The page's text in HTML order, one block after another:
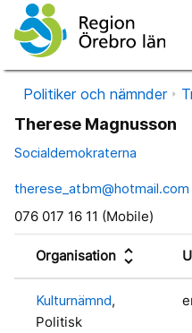
Politiker och nämnder
Therese Magnusson
Socialdemokraterna
therese_atbm@hotmail.com
076 017 16 11 (Mobile)
Organisation unfold_more
Kulturnämnd,
Politisk